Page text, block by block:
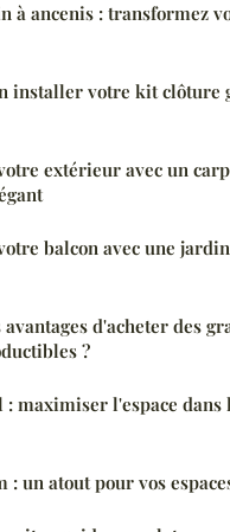
à ancenis : transformez
installer votre kit clôture
extérieur avec un
balcon avec une
d'acheter des
?
maximiser l'espace dans
: un atout pour vos